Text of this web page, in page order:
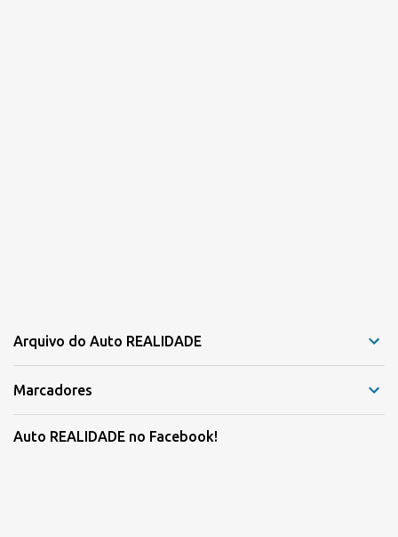
Arquivo do Auto REALIDADE
Marcadores
Auto REALIDADE no Facebook!